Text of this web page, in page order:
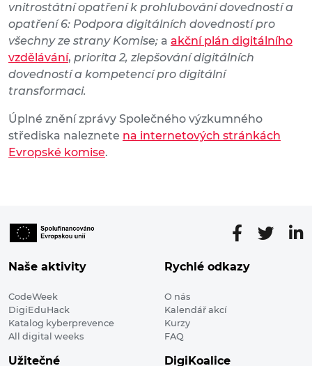
vnitrostátní opatření k prohlubování dovedností a
opatření 6: Podpora digitálních dovedností pro
všechny ze strany Komise; a akční plán digitálního
vzdělávání, priorita 2, zlepšování digitálních
dovedností a kompetencí pro digitální
transformaci.
Úplné znění zprávy Společného výzkumného
střediska naleznete na internetových stránkách
Evropské komise.
Naše aktivity
CodeWeek
DigiEduHack
Katalog kyberprevence
All digital weeks
Rychlé odkazy
O nás
Kalendář akcí
Kurzy
FAQ
Užitečné DigiKoalice